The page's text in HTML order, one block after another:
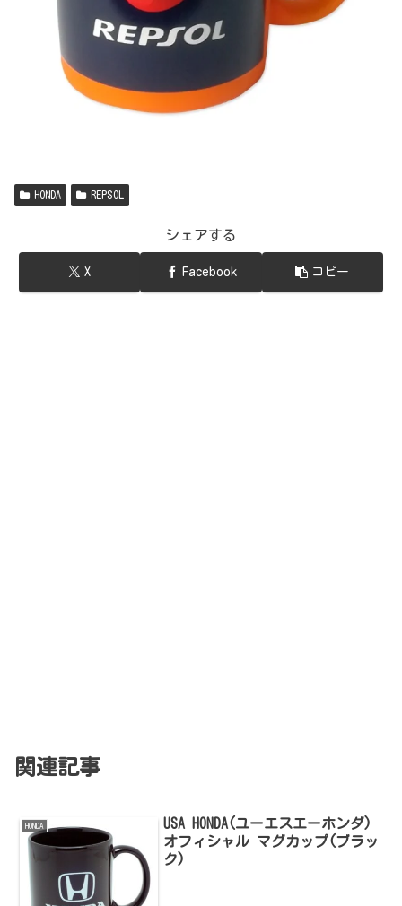
HONDA REPSOL
シェアする
X Facebook コピー
関連記事
HONDA
USA HONDA(ユーエスエーホンダ)
オフィシャル マグカップ(ブラッ
ク)